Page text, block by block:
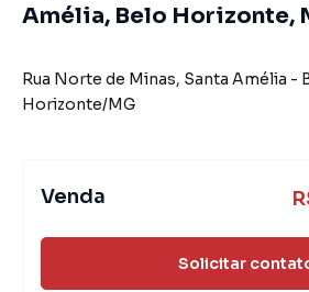
Amélia, Belo Horizonte,
Rua Norte de Minas, Santa Amélia -
Horizonte/MG
Venda
Solicitar